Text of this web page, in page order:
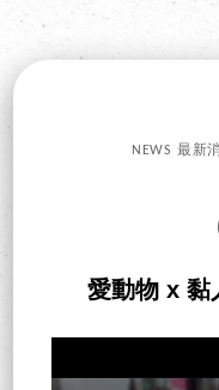
NEWS 最新
愛動物 x 黏